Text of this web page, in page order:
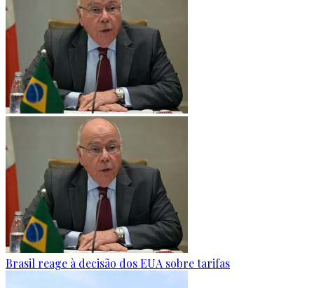
Brasil reage à decisão dos EUA sobre tarifas